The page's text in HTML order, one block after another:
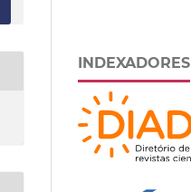
INDEXADORES